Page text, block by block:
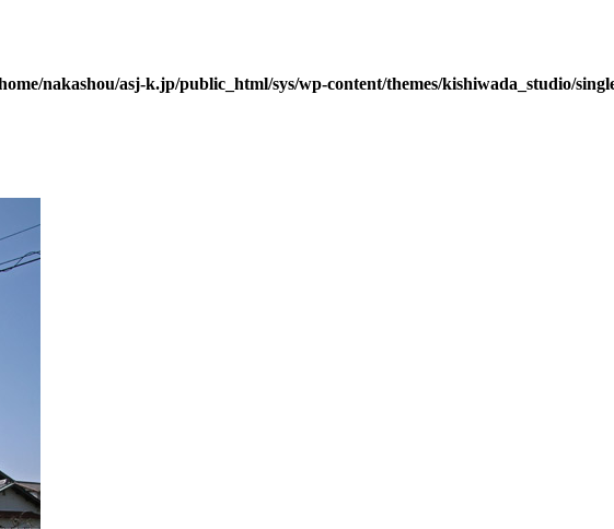
nakashou/asj-k.jp/public_html/sys/wp-content/themes/kishiwada_studio/